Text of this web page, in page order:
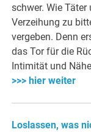
schwer. Wie
Verzeihung zu
vergeben. Denn
das Tor für die
Intimität und
>>> hier weiter
Loslassen, was